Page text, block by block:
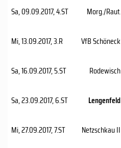
Sa, 09.09.2017, 4.ST Morg./Raut.
Mi, 13.09.2017, 3.R VfB Schöneck
Sa, 16.09.2017, 5.ST Rodewisch
Sa, 23.09.2017, 6.ST Lengenfeld
Mi, 27.09.2017, 7.ST Netzschkau II